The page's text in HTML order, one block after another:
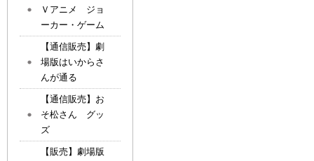
Ｖアニメ ジョ
ーカー・ゲーム
【通信販売】劇
場版はいからさ
んが通る
【通信販売】お
そ松さん グッ
ズ
【販売】劇場版